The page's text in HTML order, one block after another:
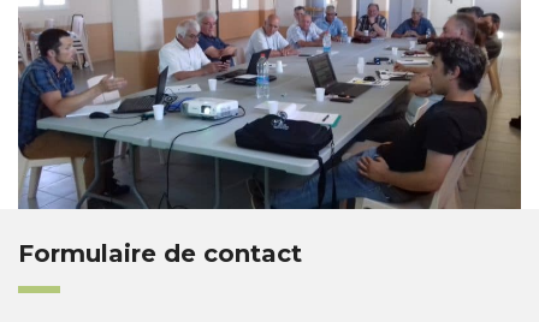
Formulaire de contact